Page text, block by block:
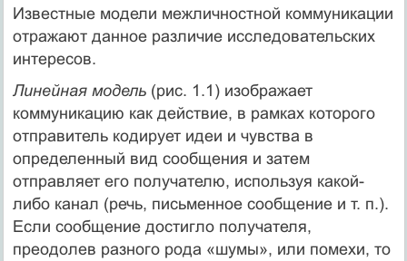
Известные модели межличностной коммуникации
отражают данное различие исследовательских
интересов.
Линейная модель (рис. 1.1) изображает
коммуникацию как действие, в рамках которого
отправитель кодирует идеи и чувства в
определенный вид сообщения и затем
отправляет его получателю, используя какой-
либо канал (речь, письменное сообщение и т. п.).
Если сообщение достигло получателя,
преодолев разного рода «шумы», или помехи, то